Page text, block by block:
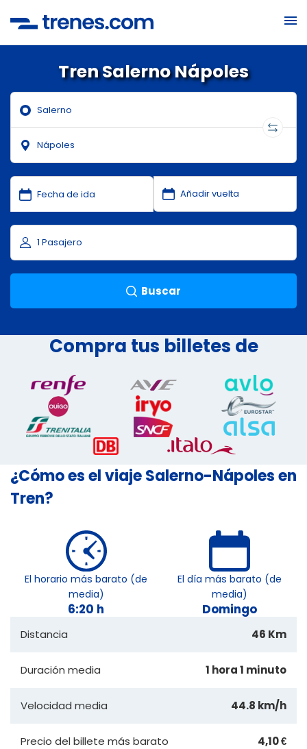
Tren Salerno Nápoles
Buscar
Compra tus billetes de
¿Cómo es el viaje Salerno-Nápoles en
Tren?
El horario más barato (de
media)
6:20 h
El día más barato (de
media)
Domingo
Distancia 46 Km
Duración media 1 hora 1 minuto
Velocidad media 44.8 km/h
Precio del billete más barato 4,10 €